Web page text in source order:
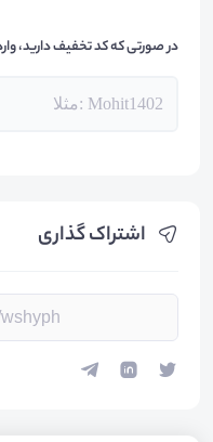
اشتراک گذاری
در صورتی که کد تخفیف دارید،